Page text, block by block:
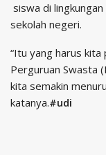
siswa di
sekolah negeri.
“Itu yang harus
Perguruan Swasta
kita semakin
katanya.#udi